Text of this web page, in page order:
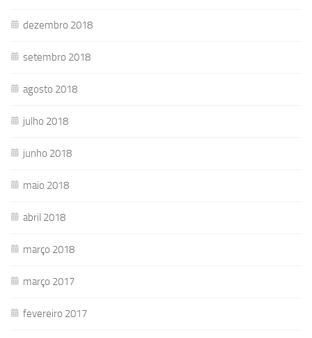
dezembro 2018
setembro 2018
agosto 2018
julho 2018
junho 2018
maio 2018
abril 2018
março 2018
março 2017
fevereiro 2017